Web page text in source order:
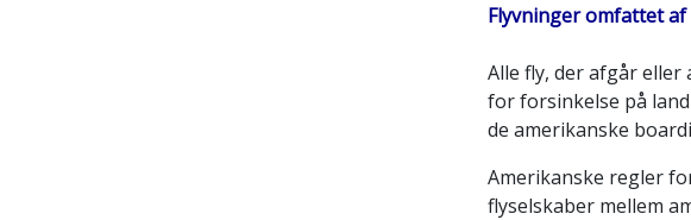
Flyvninger omfattet
Alle fly, der afgår
for forsinkelse på
de amerikanske
Amerikanske regler
flyselskaber mellem